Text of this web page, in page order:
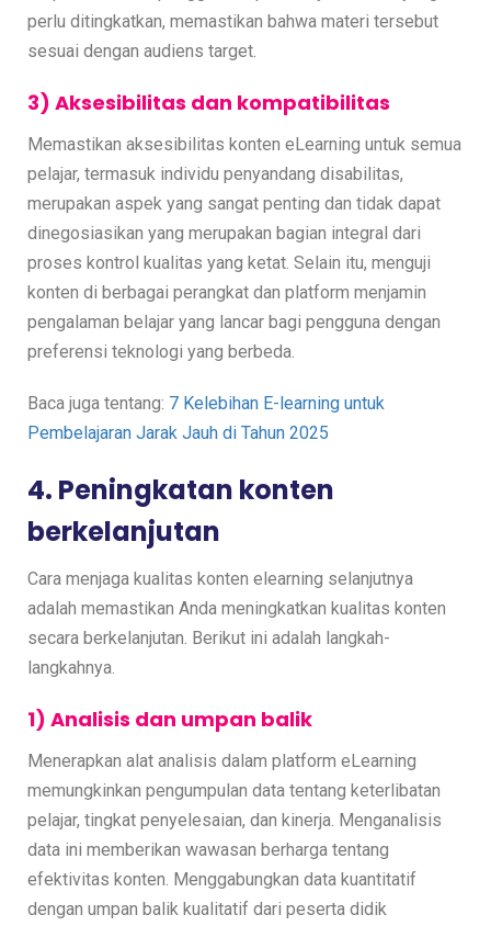
perlu ditingkatkan, memastikan bahwa materi tersebut
sesuai dengan audiens target.
3) Aksesibilitas dan kompatibilitas
Memastikan aksesibilitas konten eLearning untuk semua
pelajar, termasuk individu penyandang disabilitas,
merupakan aspek yang sangat penting dan tidak dapat
dinegosiasikan yang merupakan bagian integral dari
proses kontrol kualitas yang ketat. Selain itu, menguji
konten di berbagai perangkat dan platform menjamin
pengalaman belajar yang lancar bagi pengguna dengan
preferensi teknologi yang berbeda.
Baca juga tentang: 7 Kelebihan E-learning untuk
Pembelajaran Jarak Jauh di Tahun 2025
4. Peningkatan konten
berkelanjutan
Cara menjaga kualitas konten elearning selanjutnya
adalah memastikan Anda meningkatkan kualitas konten
secara berkelanjutan. Berikut ini adalah langkah-
langkahnya.
1) Analisis dan umpan balik
Menerapkan alat analisis dalam platform eLearning
memungkinkan pengumpulan data tentang keterlibatan
pelajar, tingkat penyelesaian, dan kinerja. Menganalisis
data ini memberikan wawasan berharga tentang
efektivitas konten. Menggabungkan data kuantitatif
dengan umpan balik kualitatif dari peserta didik